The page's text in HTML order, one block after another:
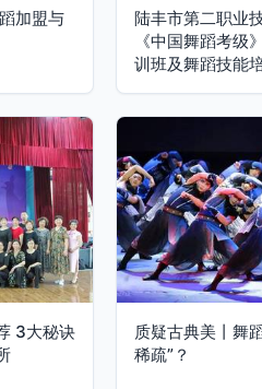
加盟与
陆丰市第二职业
《中国舞蹈考级
训班及舞蹈技能
3大秘诀
质疑古典美丨舞
稀疏”？